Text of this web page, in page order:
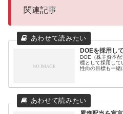
関連記事
DOEを採用し
DOE（株主資本
標として採用して
性向の目標も一緒